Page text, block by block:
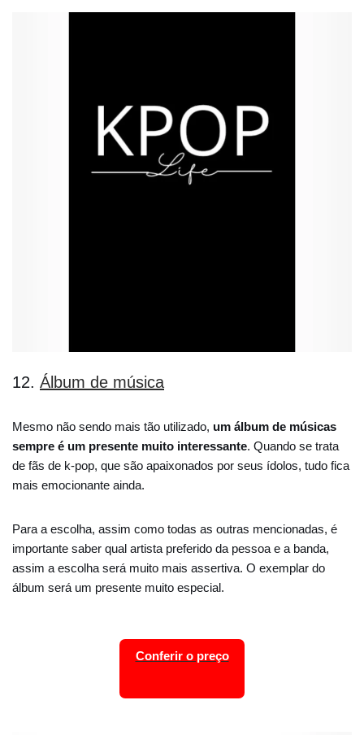
12. Álbum de música
Mesmo não sendo mais tão utilizado, um álbum de músicas
sempre é um presente muito interessante. Quando se trata
de fãs de k-pop, que são apaixonados por seus ídolos, tudo fica
mais emocionante ainda.
Para a escolha, assim como todas as outras mencionadas, é
importante saber qual artista preferido da pessoa e a banda,
assim a escolha será muito mais assertiva. O exemplar do
álbum será um presente muito especial.
Conferir o preço